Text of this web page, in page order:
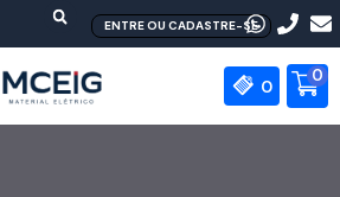
ENTRE OU CADASTRE-SE
0
0